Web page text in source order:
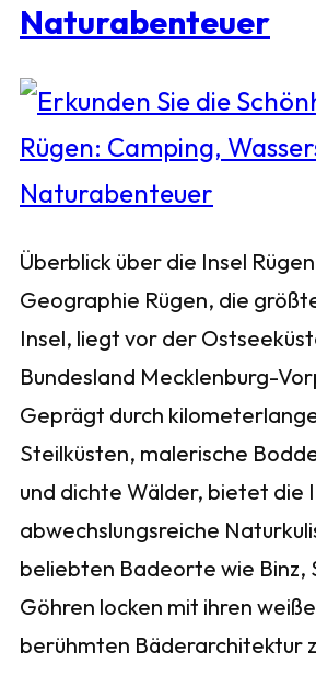
Naturabenteuer
Überblick über die Insel
Geographie Rügen, die
Insel, liegt vor der
Bundesland Mecklenburg-
Geprägt durch
Steilküsten, malerische
und dichte Wälder, bietet die
abwechslungsreiche
beliebten Badeorte wie Binz,
Göhren locken mit ihren
berühmten Bäderarchitektur